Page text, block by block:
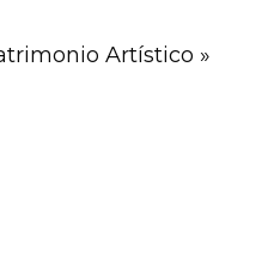
Artístico »